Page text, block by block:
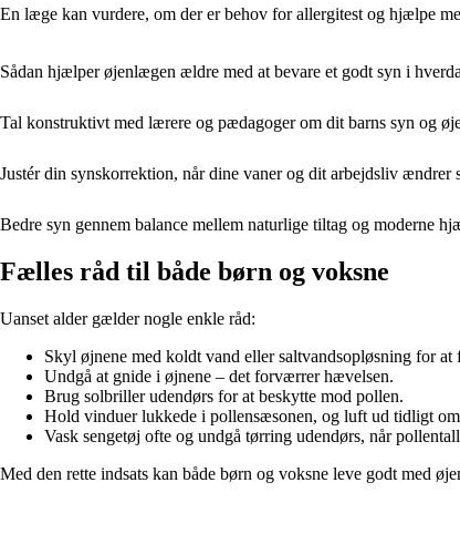
En læge kan vurdere, om der er behov for allergitest og hjælpe
Sådan hjælper øjenlægen ældre med at bevare et godt syn i
Tal konstruktivt med lærere og pædagoger om dit barns syn og
Justér din synskorrektion, når dine vaner og dit arbejdsliv ændrer
Bedre syn gennem balance mellem naturlige tiltag og moderne
Fælles råd til både børn og voksne
Uanset alder gælder nogle enkle råd:
Skyl øjnene med koldt vand eller saltvandsopløsning for at
Undgå at gnide i øjnene – det forværrer hævelsen.
Brug solbriller udendørs for at beskytte mod pollen.
Hold vinduer lukkede i pollensæsonen, og luft ud tidligt om
Vask sengetøj ofte og undgå tørring udendørs, når
Med den rette indsats kan både børn og voksne leve godt med